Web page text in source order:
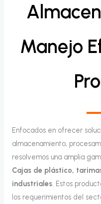
Manejo
Enfocados en ofrecer
almacenamiento,
resolvemos una amplia
Cajas de plástico,
industriales. Estos
los requerimientos del